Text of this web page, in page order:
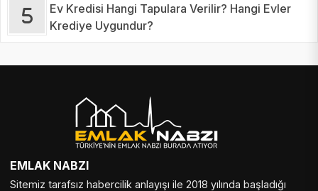
Ev Kredisi Hangi Tapulara Verilir? Hangi Evler
Krediye Uygundur?
EMLAK NABZI
Sitemiz tarafsız habercilik anlayışı ile 2018 yılında başladığı